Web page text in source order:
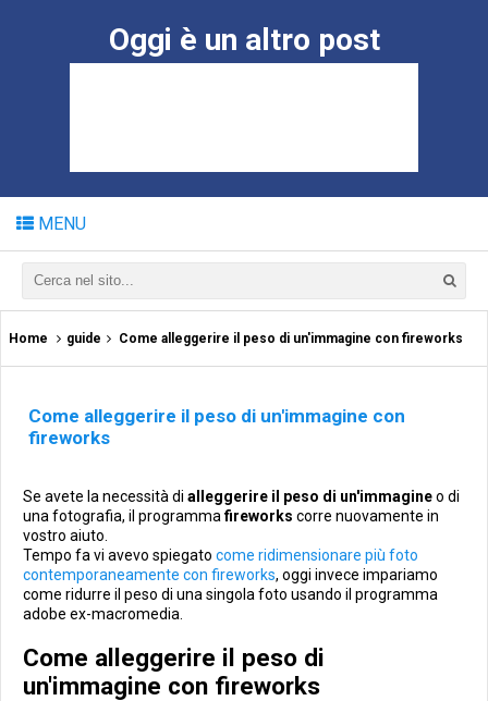
Oggi è un altro post
MENU
Home guide Come alleggerire il peso di un'immagine con fireworks
Come alleggerire il peso di un'immagine con
fireworks
Se avete la necessità di alleggerire il peso di un'immagineo di
una fotografia, il programmafireworks corre nuovamente in
vostro aiuto.
Tempo fa vi avevo spiegato come ridimensionare più foto
contemporaneamente con fireworks, oggi invece impariamo
come ridurre il peso di una singola foto usando il programma
adobe ex-macromedia.
Come alleggerire il peso di
un'immagine con fireworks